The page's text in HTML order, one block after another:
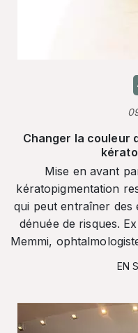
Changer la couleur
Mise en avant
kératopigmentation
qui peut entraîner des
dénuée de risques.
Memmi,
EN